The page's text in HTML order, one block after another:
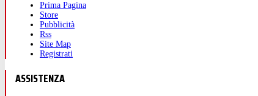
Prima Pagina
Store
Pubblicità
Rss
Site Map
Registrati
ASSISTENZA